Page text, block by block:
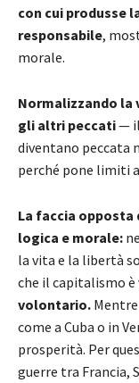
con cui produsse
responsabile,
morale.
Normalizzando la
gli altri peccati—
diventano peccata
perché pone limiti
La faccia
logica e morale:
la vita e la libertà
che il capitalismo
volontario.
come a Cuba o in
prosperità. Per
guerre tra Francia,